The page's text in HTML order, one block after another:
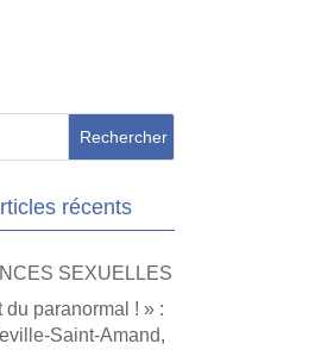
récents
SEXUELLES
du paranormal ! » :
Saint-Amand,